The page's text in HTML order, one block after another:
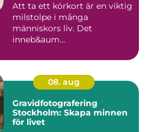
Att ta ett körkort är en viktig
milstolpe i många
människors liv. Det
inneb&aum...
08. aug
Gravidfotografering
Stockholm: Skapa minnen
för livet